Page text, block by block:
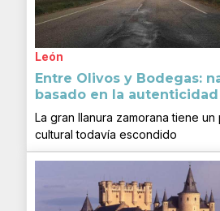
León
Entre Olivos y Bodegas:
basado en la autenticidad
La gran llanura zamorana tiene un
cultural todavía escondido